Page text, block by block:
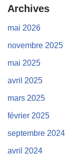
Archives
mai 2026
novembre 2025
mai 2025
avril 2025
mars 2025
février 2025
septembre 2024
avril 2024